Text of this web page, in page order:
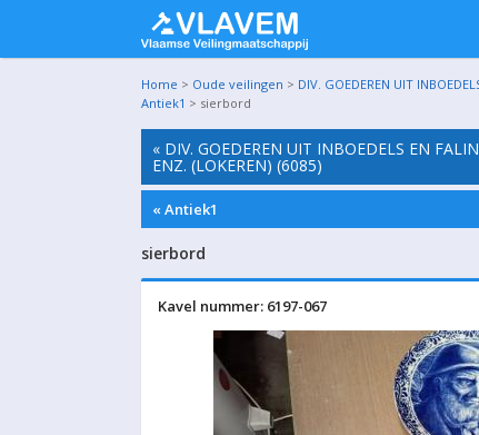
Home > Oude veilingen > DIV. GOEDEREN UIT
Antiek1 > sierbord
« DIV. GOEDEREN UIT INBOEDELS EN
ENZ. (LOKEREN) (6085)
« Antiek1
sierbord
Kavel nummer: 6197-067